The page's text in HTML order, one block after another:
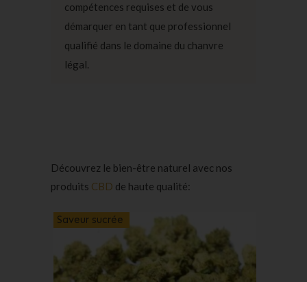
compétences requises et de vous
démarquer en tant que professionnel
qualifié dans le domaine du chanvre
légal.
Découvrez le bien-être naturel avec nos
produits CBD de haute qualité:
Saveur sucrée